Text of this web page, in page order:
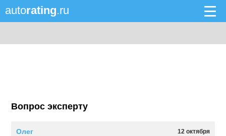
autorating.ru
Вопрос эксперту
12 октября
Олег